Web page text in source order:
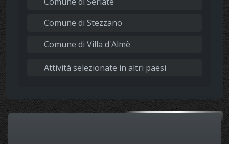
Comune di Stezzano
Comune di Villa d'Almè
Attività selezionate in altri paesi